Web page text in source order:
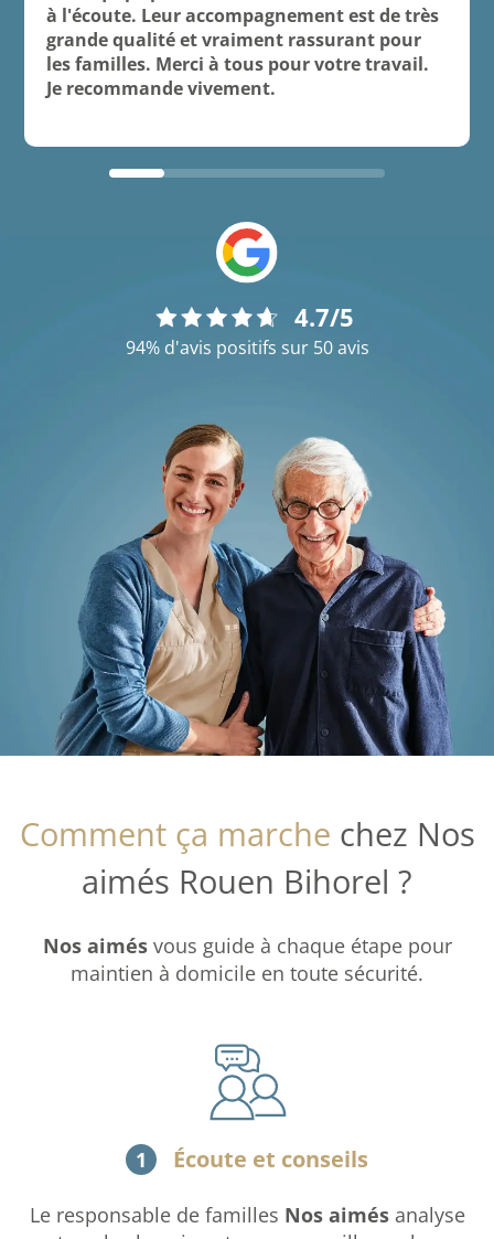
à l'écoute. Leur accompagnement est de très
grande qualité et vraiment rassurant pour
les familles. Merci à tous pour votre travail.
Je recommande vivement.
4.7/5
94% d'avis positifs sur 50 avis
Comment ça marche chez Nos
aimés Rouen Bihorel ?
Nos aimésvous guide à chaque étape pour
maintien à domicile en toute sécurité.
1 Écoute et conseils
Le responsable de familles Nos aimésanalyse